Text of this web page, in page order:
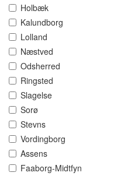
Holbæk
Kalundborg
Lolland
Næstved
Odsherred
Ringsted
Slagelse
Sorø
Stevns
Vordingborg
Assens
Faaborg-Midtfyn